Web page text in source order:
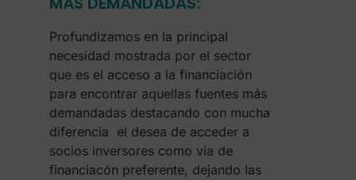
Profundizamos en la principal
necesidad mostrada por el sector
que es el acceso a la financiación
para encontrar aquellas fuentes más
demandadas destacando con mucha
diferencia el desea de acceder a
socios inversores como via de
financiacón preferente, dejando las